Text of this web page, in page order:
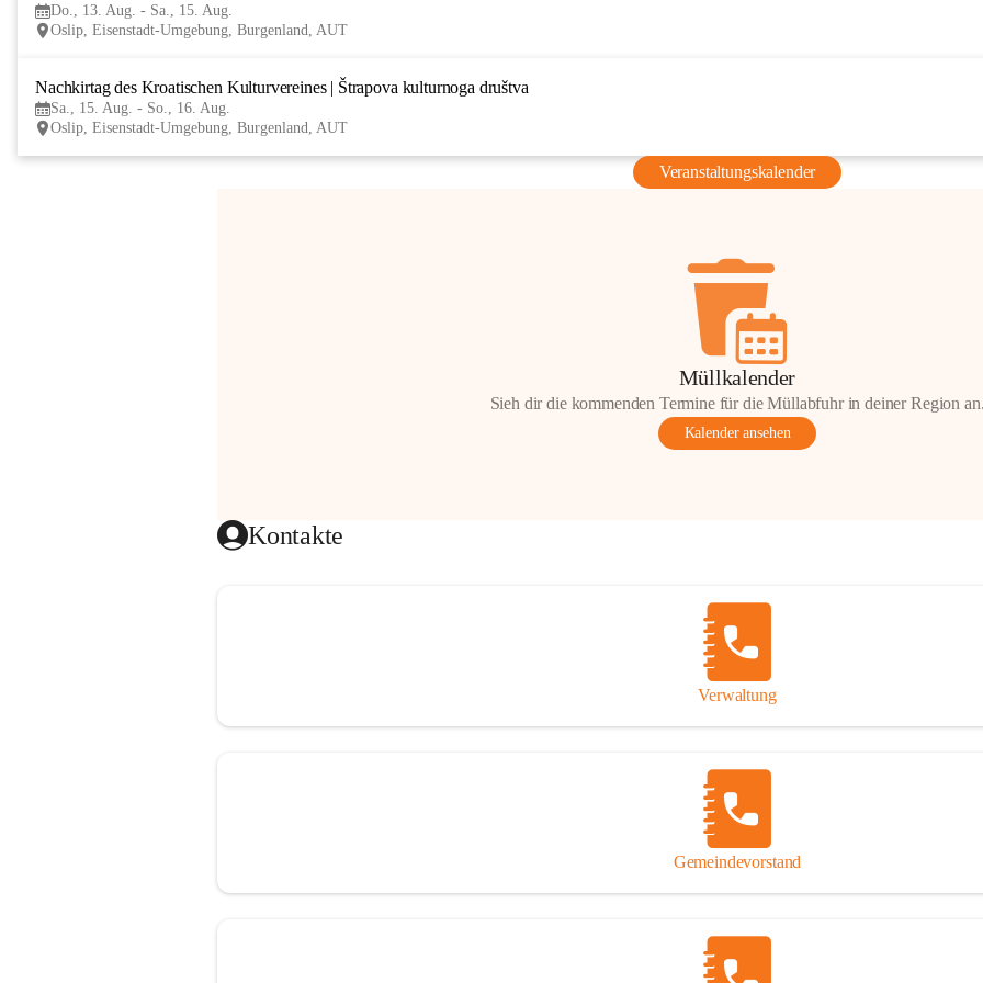
Do., 13. Aug. - Sa., 15. Aug.
Oslip, Eisenstadt-Umgebung, Burgenland, AUT
Nachkirtag des Kroatischen Kulturvereines | Štrapova kulturnoga društva
Sa., 15. Aug. - So., 16. Aug.
Oslip, Eisenstadt-Umgebung, Burgenland, AUT
Veranstaltungskalender
Müllkalender
Sieh dir die kommenden Termine für die Müllabfuhr in deiner Region an.
Kalender ansehen
Kontakte
Verwaltung
Gemeindevorstand